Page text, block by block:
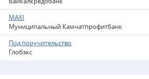
MAXI
Муниципальный Камчатпрофитбанк
Под поручительство
Глобэкс